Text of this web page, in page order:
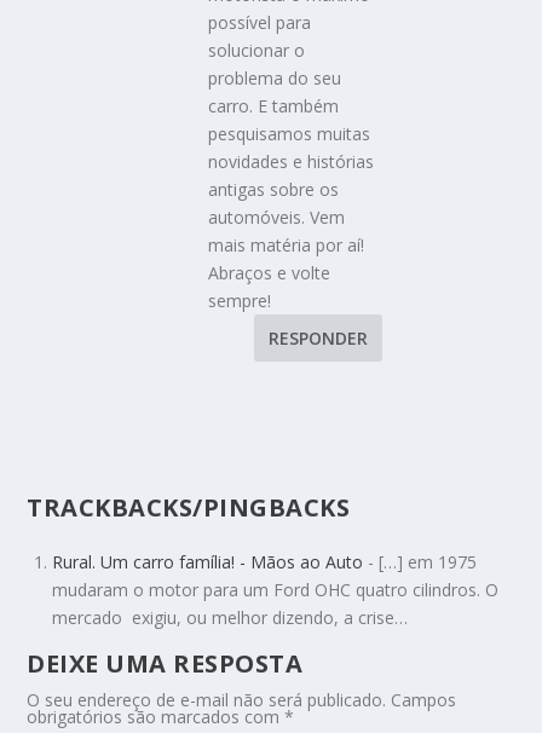
possível para
solucionar o
problema do seu
carro. E também
pesquisamos muitas
novidades e histórias
antigas sobre os
automóveis. Vem
mais matéria por aí!
Abraços e volte
sempre!
RESPONDER
TRACKBACKS/PINGBACKS
Rural. Um carro família! - Mãos ao Auto - […] em 1975
mudaram o motor para um Ford OHC quatro cilindros. O
mercado exigiu, ou melhor dizendo, a crise…
DEIXE UMA RESPOSTA
O seu endereço de e-mail não será publicado. Campos
obrigatórios são marcados com*